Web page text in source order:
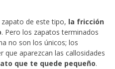
de este tipo, la fricción
. Pero los zapatos terminados
no son los únicos; los
que aparezcan las callosidades
que te quede pequeño.